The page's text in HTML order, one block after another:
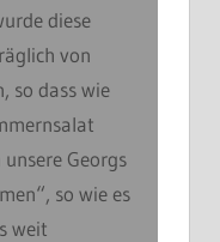
diese
von
so dass wie
Georgs
so wie es
weit